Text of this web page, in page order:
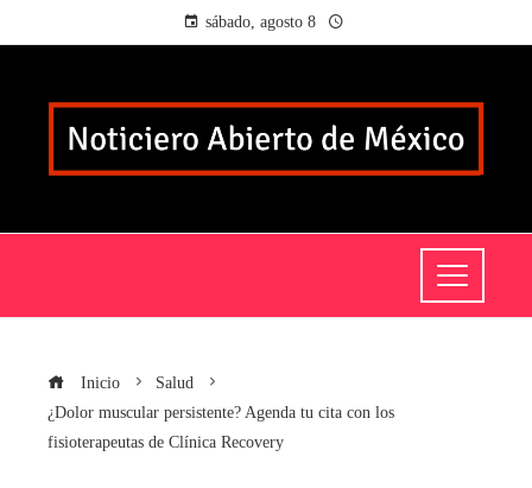
sábado, agosto 8
Inicio
Salud
¿Dolor muscular persistente? Agenda tu cita con los
fisioterapeutas de Clínica Recovery